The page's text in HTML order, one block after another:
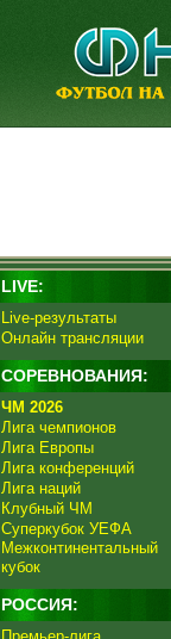
LIVE:
Live-результаты
Онлайн трансляции
СОРЕВНОВАНИЯ:
ЧМ 2026
Лига чемпионов
Лига Европы
Лига конференций
Лига наций
Клубный ЧМ
Суперкубок УЕФА
Межконтинентальный
кубок
РОССИЯ: